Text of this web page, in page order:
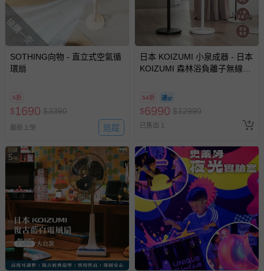
-接觸性孕哺產品（奶嘴、奶瓶、擠乳器、哺乳衣、托腹
帶束縛衣、餐搖椅等）。
-其他原廠盒裝商品封口處已貼上「不可拆封」，或具警
示字句等說明貼紙、封條者。
國際航空、客運、訂房等服務。
相關的退換貨辦理流程，可詳見： 退換貨 & 退款問題
其他常見問題：
運送服務：目前提供的運送僅限台灣本島。如您位於離島地
區，可能會無法配送，或須依據商品需加收離島運費。廠商
亦保留出貨與否的權利。離島、偏遠地區、樓層親送等加價
費用，可能會另需加收。
商品實際的配達日期，可於訂單個人資料內的查詢訂單內，
已出貨通知之訊息為主。
如您收到商品，請依正常流程檢查是否完好，若商品遇瑕疵
情形，您可申請更換新品或退貨，請見：
退貨的辦理流程。
若您對於會員帳號、商品訂購與資訊、購物流程、付款方
搶購一空
SOTHING向物 - 直立式空氣循
環扇
5折
$1690 $3390
最新上架 追蹤
日本 KOIZUMI 小泉成器 - 日本
KOIZUMI 森林浴負離子無線電
54折
$6990 $12990
已售出 1
回饋
5 %